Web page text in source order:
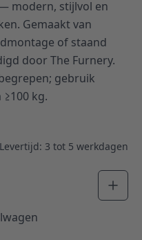
modern, stijlvol en
Gemaakt van
of staand
door The Furnery.
gebruik
kg.
Levertijd: 3 tot 5 werkdagen